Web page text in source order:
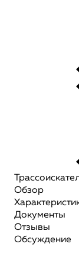
Обзор
Документы
Отзывы
Обсуждение